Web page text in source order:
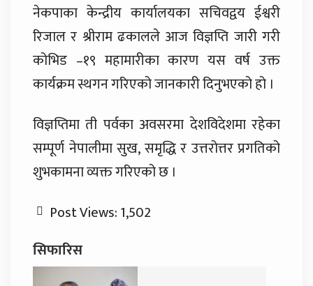
नेकपाका केन्द्रीय कार्यालयका सचिवद्वय ईश्वरी
रिजाल र श्रीराम ढकालले आज विज्ञप्ति जारी गरी
कोभिड –१९ महामारीका कारण यस वर्ष उक्त
कार्यक्रम स्थगन गरिएको जानकारी दिनुभएको हो ।
विज्ञप्तिमा ती पर्वका अवसरमा देशविदेशमा रहेका
सम्पूर्ण नेपालीमा सुख, समृद्धि र उत्तरोत्तर प्रगतिको
शुभकामना व्यक्त गरिएको छ ।
Post Views:1,502
सिफारिस